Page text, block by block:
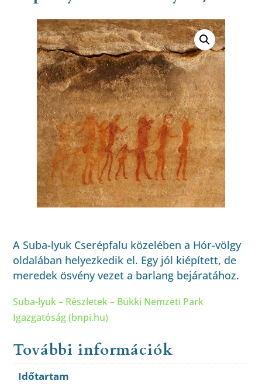
A Suba-lyuk Cserépfalu közelében a Hór-völgy
oldalában helyezkedik el. Egy jól kiépített, de
meredek ösvény vezet a barlang bejáratához.
Suba-lyuk – Részletek – Bükki Nemzeti Park
Igazgatóság (bnpi.hu)
További információk
Időtartam